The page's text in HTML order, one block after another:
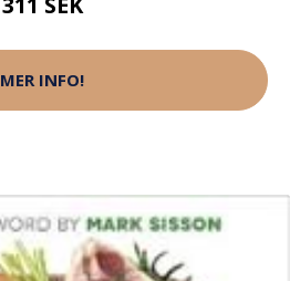
MER INFO!